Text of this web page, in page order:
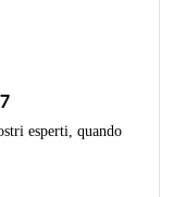
esperti, quando